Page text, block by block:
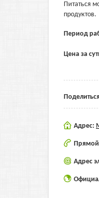
Питаться
продуктов.
Период
Цена за
Адрес:
Прямой
Адрес